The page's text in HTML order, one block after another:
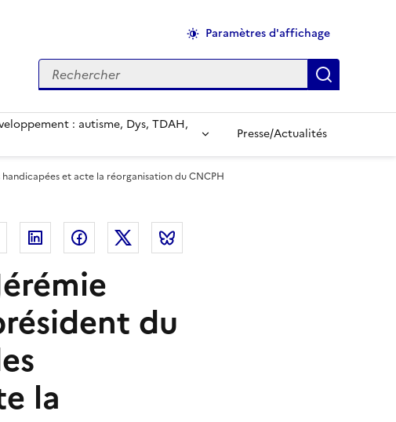
Paramètres d'affichage
Rechercher
: autisme, Dys, TDAH,
Presse/Actualités
et acte la réorganisation du CNCPH
Courriel Linkedin FacebookTwitter
du
la